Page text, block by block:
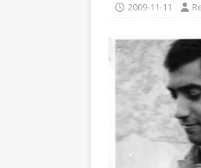
2009-11-11